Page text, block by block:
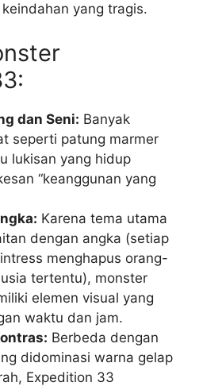
yang tragis.
dan Seni: Banyak
seperti patung marmer
lukisan yang hidup
“keanggunan yang
Karena tema utama
dengan angka (setiap
menghapus orang-
tertentu), monster
elemen visual yang
waktu dan jam.
Berbeda dengan
didominasi warna gelap
Expedition 33